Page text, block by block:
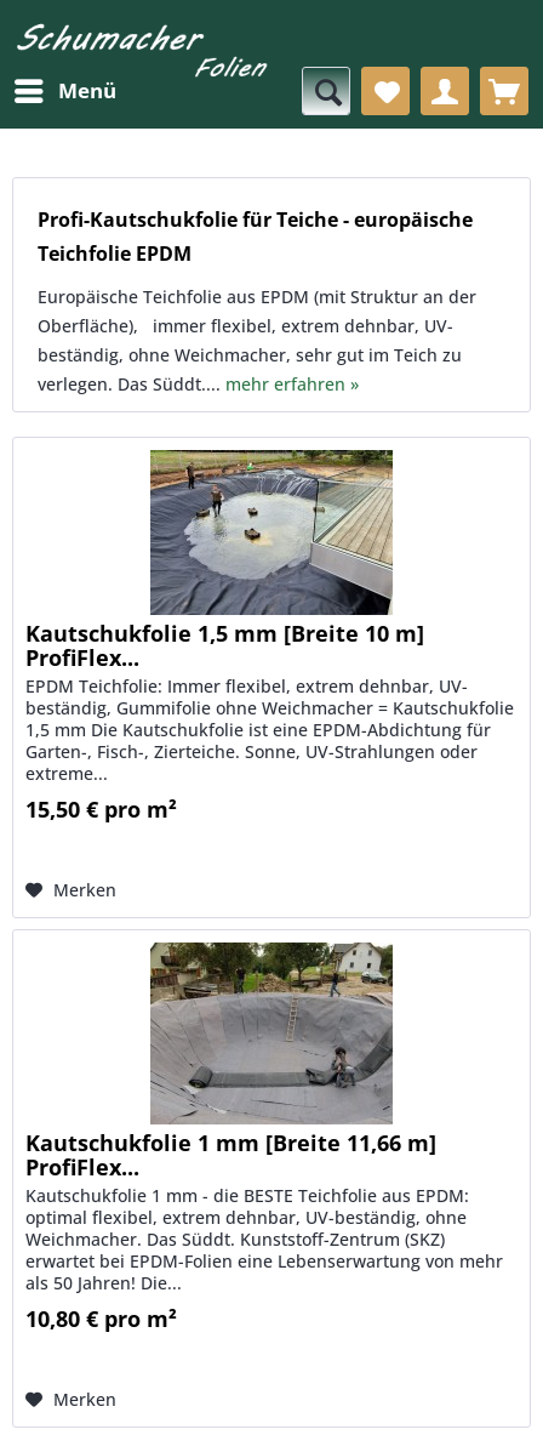
Menü
Profi-Kautschukfolie für Teiche - europäische
Teichfolie EPDM
Europäische Teichfolie aus EPDM (mit Struktur an der
Oberfläche), immer flexibel, extrem dehnbar, UV-
beständig, ohne Weichmacher, sehr gut im Teich zu
verlegen. Das Süddt.... mehr erfahren »
Kautschukfolie 1,5 mm [Breite 10 m]
ProfiFlex...
EPDM Teichfolie: Immer flexibel, extrem dehnbar, UV-
beständig, Gummifolie ohne Weichmacher = Kautschukfolie
1,5 mm Die Kautschukfolie ist eine EPDM-Abdichtung für
Garten-, Fisch-, Zierteiche. Sonne, UV-Strahlungen oder
extreme...
15,50 € pro m²
Merken
Kautschukfolie 1 mm [Breite 11,66 m]
ProfiFlex...
Kautschukfolie 1 mm - die BESTE Teichfolie aus EPDM:
optimal flexibel, extrem dehnbar, UV-beständig, ohne
Weichmacher. Das Süddt. Kunststoff-Zentrum (SKZ)
erwartet bei EPDM-Folien eine Lebenserwartung von mehr
als 50 Jahren! Die...
10,80 € pro m²
Merken